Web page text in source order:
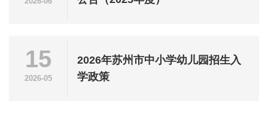
15
2026-05
2026年苏州市中小学幼儿园招生入
学政策